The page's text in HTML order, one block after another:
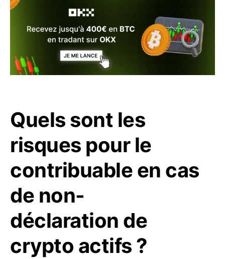
Quels sont les
risques pour le
contribuable en cas
de non-
déclaration de
crypto actifs ?